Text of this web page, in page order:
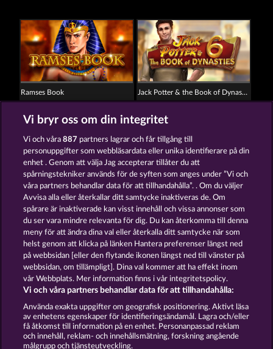
Ramses Book Jack Potter & the Book of Dynasties 6
Lucky Pharaoh Wild Jack Potter and the Book of Teos
Användarvillkor Sekretesspolicy Avtryck
Om Företaget FAQ Partnerprogram
Facebook
Skicka in en begäran om att ångra köpet
Vi bryr oss om din integritet
Vi och våra887 partners lagrar och får tillgång till
personuppgifter som webbläsardata eller unika identifierare på din
enhet . Genom att välja Jag accepterar tillåter du att
spårningstekniker används för de syften som anges under ”Vi och
våra partners behandlar data för att tillhandahålla”. . Om du väljer
Avvisa alla eller återkallar ditt samtycke inaktiveras de. Om
spårare är inaktiverade kan visst innehåll och vissa annonser som
du ser vara mindre relevanta för dig. Du kan återkomma till denna
meny för att ändra dina val eller återkalla ditt samtycke när som
helst genom att klicka på länken Hantera preferenser längst ned
på webbsidan [eller den flytande ikonen längst ned till vänster på
webbsidan, om tillämpligt]. Dina val kommer att ha effekt inom
vår Webbplats. Mer information finns i vår integritetspolicy.
Vi och våra partners behandlar data för att tillhandahålla:
Använda exakta uppgifter om geografisk positionering. Aktivt läsa
av enhetens egenskaper för identifieringsändamål. Lagra och/eller
få åtkomst till information på en enhet. Personanpassad reklam
och innehåll, reklam- och innehållsmätning, forskning angående
målgrupp och tjänsteutveckling.